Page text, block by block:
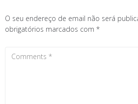
O seu endereço de email não será
obrigatórios marcados com *